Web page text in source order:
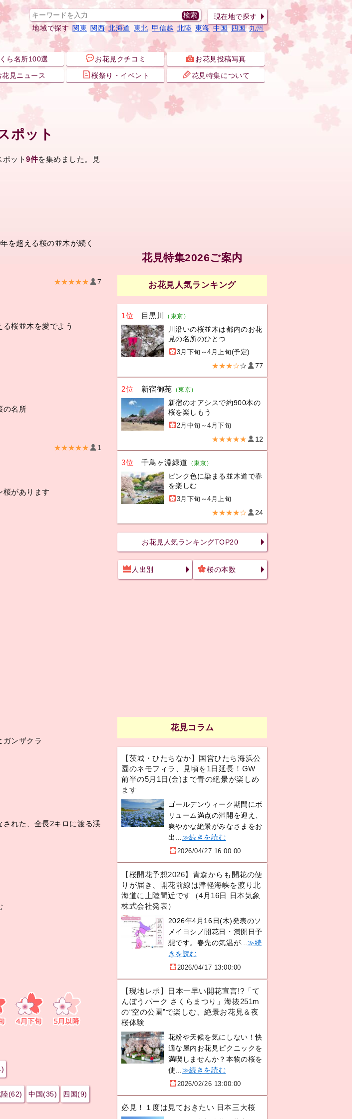
現在地で探す
地域で探す 関東 関西 北海道 東北 甲信越 北陸 東海 中国 四国 九州
ら名所100選 お花見クチコミ お花見投稿写真
花見ニュース 桜祭り・イベント 花見特集について
ポット
ポット9件を集めました。見
を超える桜の並木が続く
★★★★★ 7
桜並木を愛でよう
の名所
★★★★★ 1
桜があります
ガンザクラ
れた、全長2キロに渡る渓
(62) 中国(35) 四国(9)
花見特集2026ご案内
お花見人気ランキング
1位 目黒川 （東京）
川沿いの桜並木は都内のお花
見の名所のひとつ
3月下旬～4月上旬(予定)
★★★☆☆ 77
2位 新宿御苑 （東京）
新宿のオアシスで約900本の
桜を楽しもう
2月中旬～4月下旬
★★★★★ 12
3位 千鳥ヶ淵緑道 （東京）
ピンク色に染まる並木道で春
を楽しむ
3月下旬～4月上旬
★★★★☆ 24
お花見人気ランキングTOP20
人出別 桜の本数
花見コラム
【茨城・ひたちなか】国営ひたち海浜公
園のネモフィラ、見頃を1日延長！GW
前半の5月1日(金)まで青の絶景が楽しめ
ます
ゴールデンウィーク期間にボ
リューム満点の満開を迎え、
爽やかな絶景がみなさまをお
出... ≫続きを読む
2026/04/27 16:00:00
【桜開花予想2026】青森からも開花の便
りが届き、開花前線は津軽海峡を渡り北
海道に上陸間近です（4月16日 日本気象
株式会社発表）
2026年4月16日(木)発表のソ
メイヨシノ開花日・満開日予
想です。春先の気温が... ≫続
きを読む
2026/04/17 13:00:00
【現地レポ】日本一早い開花宣言!?「て
んぼうパーク さくらまつり」海抜251m
の“空の公園”で楽しむ、絶景お花見＆夜
桜体験
花粉や天候を気にしない！快
適な屋内お花見ピクニックを
満喫しませんか？本物の桜を
使... ≫続きを読む
2026/02/26 13:00:00
必見！１度は見ておきたい 日本三大桜